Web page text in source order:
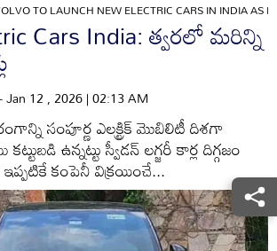
TO LAUNCH NEW ELECTRIC CARS IN INDIA AS
Cars India: త్వరలో మరిన్ని
Jan 12 , 2026 | 02:13 AM
సంపూర్ణ ఎలక్ట్రిక్‌ మొబిలిటీ దిశగా
ఉన్నట్టు స్వీడన్‌ లగ్జరీ కార్ల దిగ్గజం
కంపెనీ విక్రయించే...